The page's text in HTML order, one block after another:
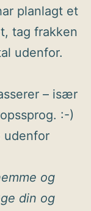
planlagt et
tag frakken
udenfor.
– især
:-)
udenfor
og
din og